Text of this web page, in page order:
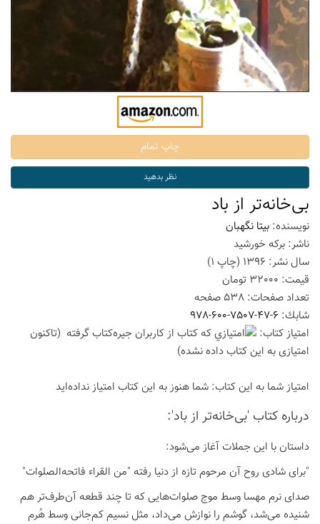
بی‌خانه‌تر از باد
نویسنده: بیتا نگهبان
ناشر: برکه خورشید
سال نشر: 1396 (چاپ 1
)
قیمت: 32000 تومان
تعداد صفحات: 538 صفحه
شابك: 978-600-7507-47-6
امتیاز كتاب:
(تاكنون
امتیازی به این كتاب داده نشده)
امتیاز شما به این كتاب: شما هنوز به این كتاب امتیاز نداده‌اید
درباره كتاب 'بی‌خانه‌تر از باد':
داستان با این جملات آغاز می‌شود:
"برای شادی روح آن مرحوم تازه از دنیا رفته "من القراء فاتحه‌الصلوات"
صدای نرم مهسا وسط موج صلوات‌هایی که تا چند قطعه آن‌طرف‌تر هم
شنیده می‌شد، گوشم را نوازش می‌داد، مثل نسیم کم‌جانی وسط هُرم